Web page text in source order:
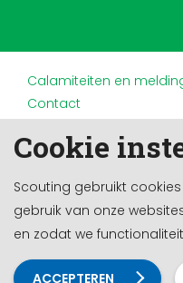
Cookie
Scouting gebruikt
gebruik van onze
en zodat we
ACCEPTEREN
Calamiteiten en
Contact
Doneren en nalaten
Privacy
Werken bij
Cookie-instellingen
Ontwikkeld door a&m